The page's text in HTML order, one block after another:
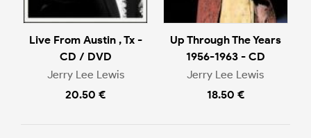
Live From Austin , Tx -
CD / DVD
Jerry Lee Lewis
20.50 €
Up Through The Years
1956-1963 - CD
Jerry Lee Lewis
18.50 €